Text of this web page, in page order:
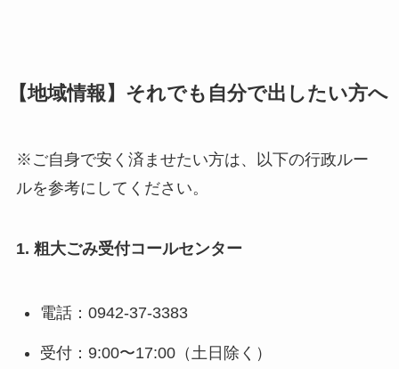
【地域情報】それでも自分で出したい方へ
※ご自身で安く済ませたい方は、以下の行政ルー
ルを参考にしてください。
1. 粗大ごみ受付コールセンター
電話：0942-37-3383
受付：9:00〜17:00（土日除く）